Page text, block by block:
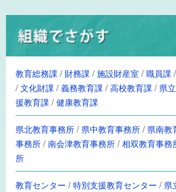
教育総務課 / 財務課 /施設財産室 /職員課 /
/文化財課 /義務教育課 /高校教育課 / 県
援教育課 /健康教育課
県北教育事務所/ 県中教育事務所/ 県南教
事務所/南会津教育事務所/相双教育事務
所
教育センター /特別支援教育センター / 県